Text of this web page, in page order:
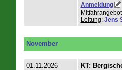
Anmeldung
Leitung: Jens
November
01.11.2026 KT: